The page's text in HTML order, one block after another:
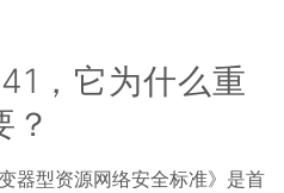
，它为什么重
？
器型资源网络安全标准》是首